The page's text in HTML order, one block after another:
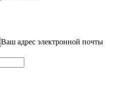
Ваш адрес электронной почты